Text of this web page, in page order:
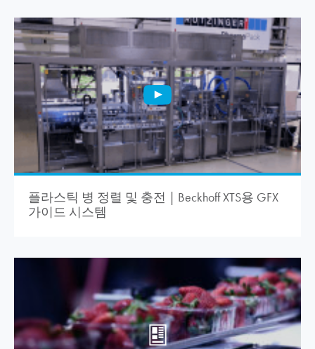
플라스틱 병 정렬 및 충전 | Beckhoff XTS용 GFX
가이드 시스템